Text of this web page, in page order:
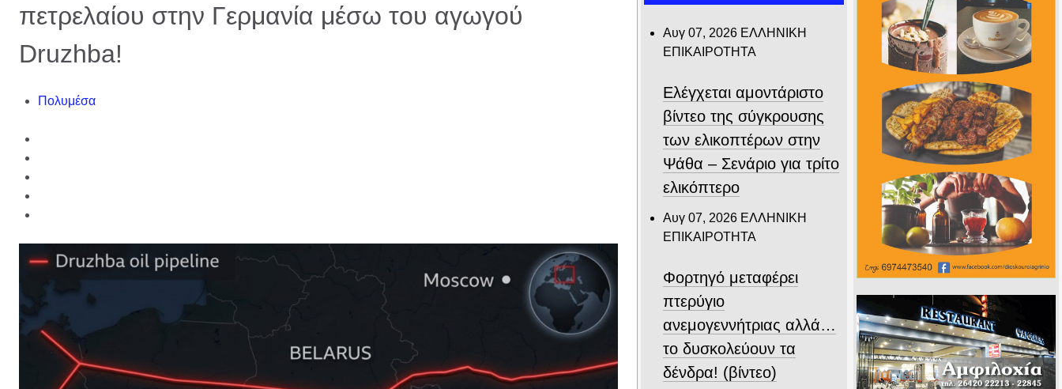
πετρελαίου στην Γερμανία μέσω του αγωγού
Druzhba!
Πολυμέσα
Αυγ 07, 2026 ΕΛΛΗΝΙΚΗ
ΕΠΙΚΑΙΡΟΤΗΤΑ
Ελέγχεται αμοντάριστο
βίντεο της σύγκρουσης
των ελικοπτέρων στην
Ψάθα – Σενάριο για τρίτο
ελικόπτερο
Αυγ 07, 2026 ΕΛΛΗΝΙΚΗ
ΕΠΙΚΑΙΡΟΤΗΤΑ
Φορτηγό μεταφέρει
πτερύγιο
ανεμογεννήτριας αλλά…
το δυσκολεύουν τα
δένδρα! (βίντεο)